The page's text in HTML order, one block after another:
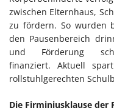
zwischen Elternhaus,
zu fördern. So wurden
den Pausenbereich
und Förderung
finanziert. Aktuell
rollstuhlgerechten
Die Firminiusklause der